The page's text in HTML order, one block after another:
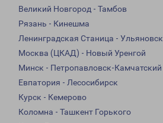
Великий Новгород - Тамбов
Рязань - Кинешма
Ленинградская Станица - Ульяновск
Москва (ЦКАД) - Новый Уренгой
Минск - Петропавловск-Камчатский
Евпатория - Лесосибирск
Курск - Кемерово
Коломна - Ташкент Горького